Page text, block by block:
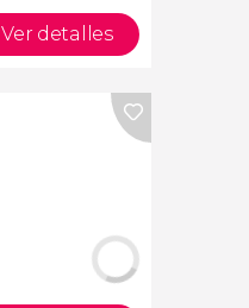
Ver detalles